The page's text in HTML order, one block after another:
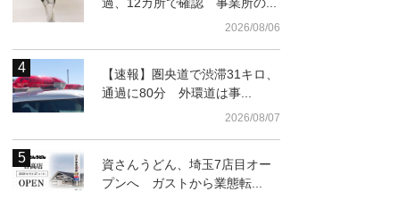
2026/08/06
【速報】圏央道で渋滞31キロ、
通過に80分 外環道は事...
2026/08/07
資さんうどん、埼玉7店目オー
プンへ ガストから業態転...